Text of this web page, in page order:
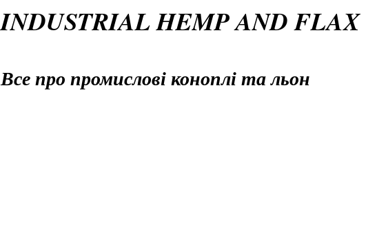
INDUSTRIAL HEMP AND FLAX
Все про промислові коноплі та льон